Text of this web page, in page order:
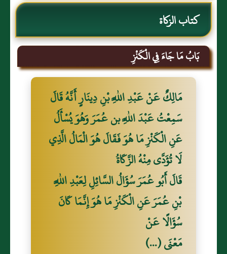
كتاب الزكاة
بَابُ مَا جَاءَ فِي الْكَنْزِ
مَالِكٌ عَنْ عَبْدِ اللَّهِ بْنِ دِينَارٍ أَنَّهُ قَالَ
سَمِعْتُ عَبْدَ اللَّهِ بن عُمَرَ وَهُوَ يُسْأَلُ
عَنِ الْكَنْزِ مَا هُوَ فَقَالَ هُوَ الْمَالُ الَّذِي
لَا تُؤَدَّى مِنْهُ الزَّكَاةُ
قَالَ أَبُو عُمَرَ سُؤَالُ السَّائِلِ لِعَبْدِ اللَّهِ
بْنِ عُمَرَ عَنِ الْكَنْزِ مَا هُوَ إِنَّمَا كَانَ
سُؤَالًا عَنْ
مَعْنَى (...)